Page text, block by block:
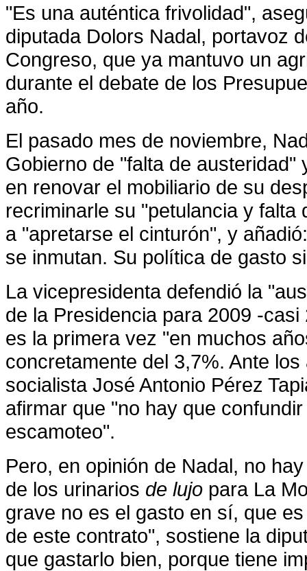
"Es una auténtica frivolidad",
diputada Dolors Nadal, portavoz
Congreso, que ya mantuvo un
durante el debate de los
año.
El pasado mes de noviembre,
Gobierno de "falta de
en renovar el mobiliario de su
recriminarle su "petulancia y
a "apretarse el cinturón", y
se inmutan. Su política de gasto
La vicepresidenta defendió la
de la Presidenciapara 2009 -casi
es la primera vez "en muchos
concretamente del 3,7%. Ante
socialista José Antonio Pérez
afirmar que "no hay que
escamoteo".
Pero, en opinión de Nadal, no
de los urinarios de lujo para La
grave no es el gasto en sí, que
de este contrato", sostiene la
que gastarlo bien, porque tiene